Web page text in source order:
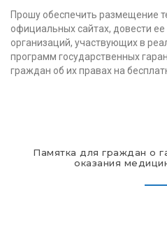
Прошу обеспечить размещение
официальных сайтах, довести
организаций, участвующих в
программ государственных
граждан об их правах на
Памятка для граждан о
оказания